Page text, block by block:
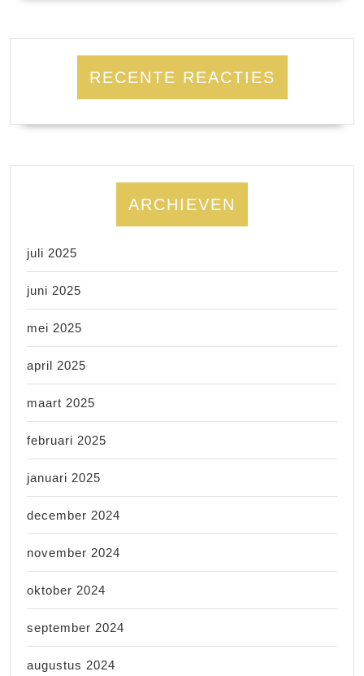
RECENTE REACTIES
ARCHIEVEN
juli 2025
juni 2025
mei 2025
april 2025
maart 2025
februari 2025
januari 2025
december 2024
november 2024
oktober 2024
september 2024
augustus 2024